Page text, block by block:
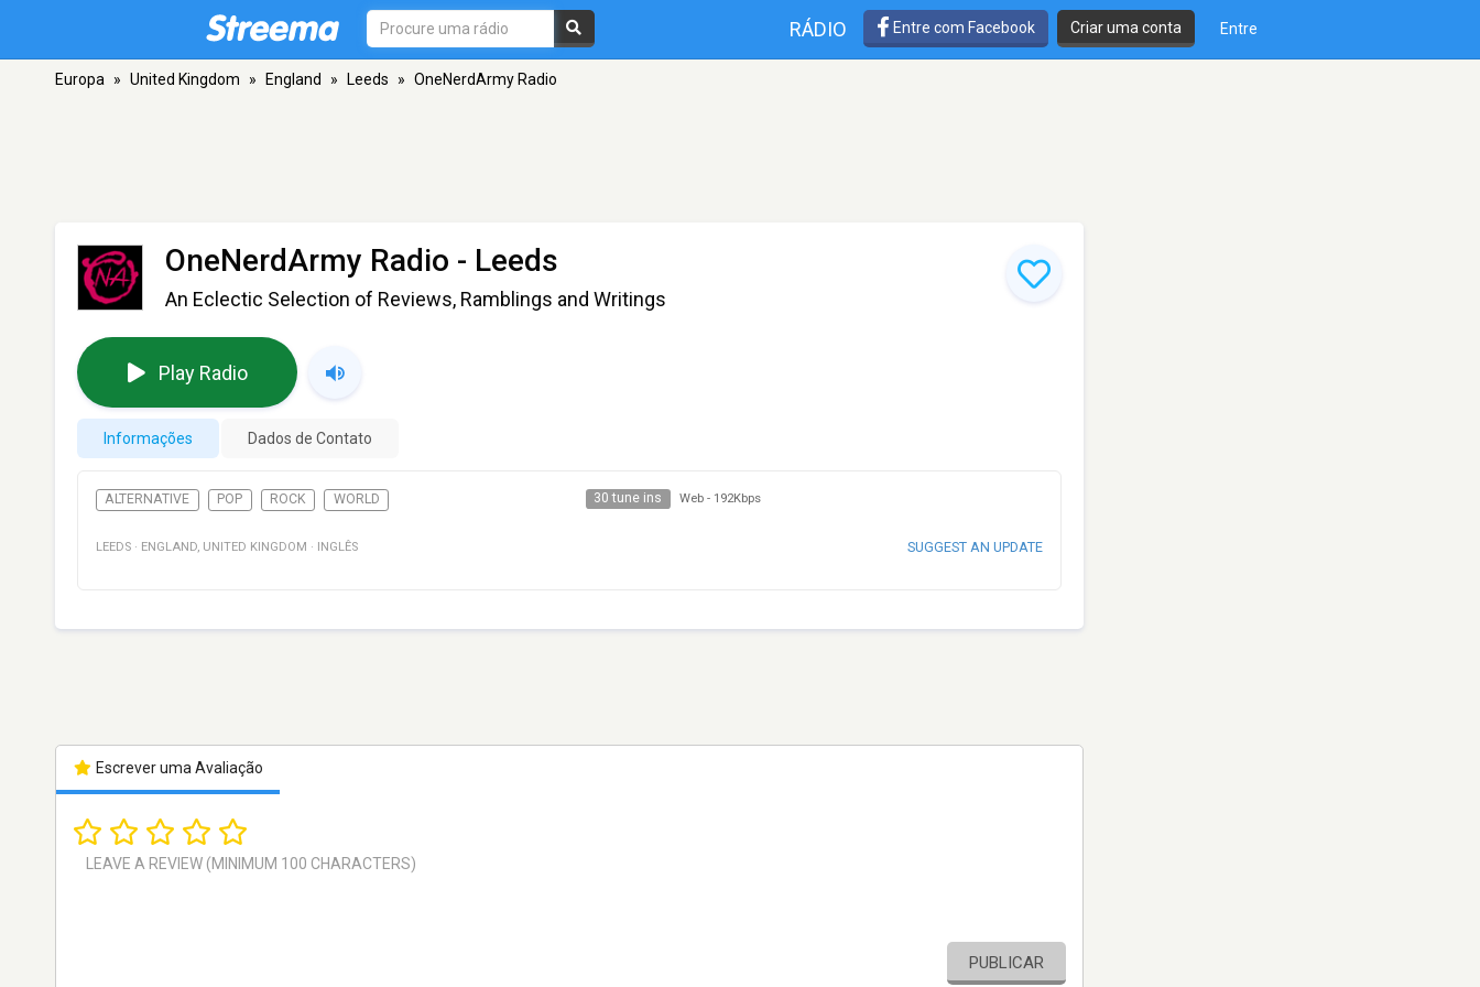
RÁDIO Entre com Facebook Criar uma conta Entre
Europa » United Kingdom » England » Leeds » OneNerdArmy Radio
OneNerdArmy Radio - Leeds
An Eclectic Selection of Reviews, Ramblings and Writings
Play Radio
Informações Dados de Contato
ALTERNATIVE POP ROCK WORLD 30 tune ins Web - 192Kbps
LEEDS · ENGLAND, UNITED KINGDOM · INGLÊS SUGGEST AN UPDATE
Escrever uma Avaliação
PUBLICAR